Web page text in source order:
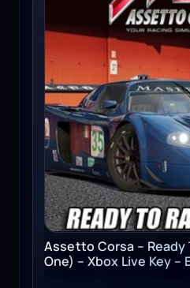
Assetto Corsa – Ready
One) – Xbox Live Key –